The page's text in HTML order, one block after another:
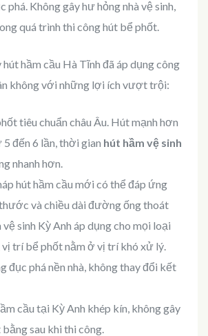
phá. Không gây hư hỏng nhà vệ sinh,
quá trình thi công hút bể phốt.
hút hầm cầu Hà Tĩnh đã áp dụng công
không với những lợi ích vượt trội:
tiêu chuẩn châu Âu. Hút mạnh hơn
đến 6 lần, thời gian hút hầm vệ sinh
nhanh hơn.
hút hầm cầu mới có thể đáp ứng
và chiều dài đường ống thoát
sinh Kỳ Anh áp dụng cho mọi loại
vị trí bể phốt nằm ở vị trí khó xử lý.
đục phá nền nhà, không thay đổi kết
cầu tại Kỳ Anh khép kín, không gây
sau khi thi công.